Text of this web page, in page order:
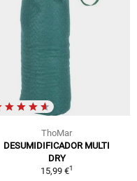
ThoMar
DESUMIDIFICADOR MULTI
DRY
15,99 €1